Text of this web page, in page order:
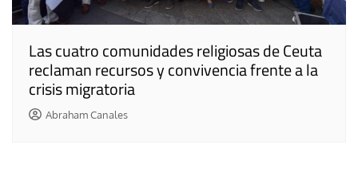
Las cuatro comunidades religiosas de Ceuta
reclaman recursos y convivencia frente a la
crisis migratoria
Abraham Canales